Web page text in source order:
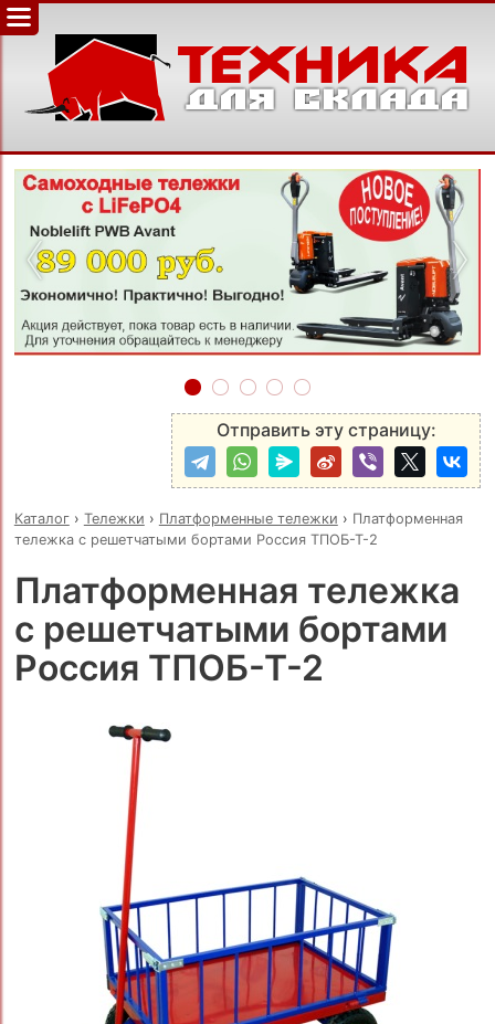
‹ ›
Отправить эту страницу:
Каталог› Тележки › Платформенные тележки › Платформенная
тележка с решетчатыми бортами Россия ТПОБ-Т-2
Платформенная тележка
с решетчатыми бортами
Россия ТПОБ-Т-2